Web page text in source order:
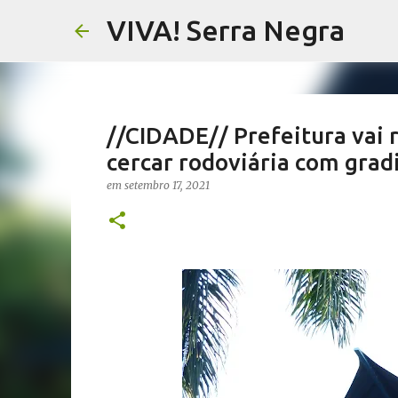
VIVA! Serra Negra
//NOTAS SERRANAS//
Serra Negra
VIVA! SERRA NEGRA NO AR
//CIDADE// Prefeitura vai
cercar rodoviária com
em setembro 17, 2021